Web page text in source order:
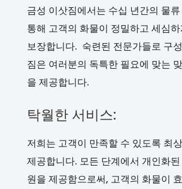
금성 이삿짐에서는 수십 년간의 물
통해 고객의 화물이 정밀하고 세심
보장합니다. 숙련된 전문가들로 구
짐은 여러분의 독특한 필요에 맞는
을 제공합니다.
탁월한 서비스:
저희는 고객이 만족할 수 있도록 최
제공합니다. 모든 단계에서 개인화
원을 제공함으로써, 고객의 화물이